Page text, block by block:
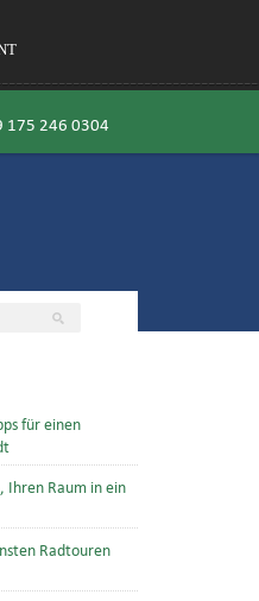
175 246 0304
für einen
Ihren Raum in ein
Radtouren